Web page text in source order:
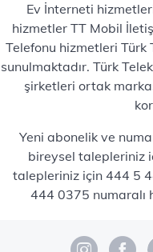
Ev İnterneti
hizmetler TT Mobil
Telefonu hizmetleri Türk
sunulmaktadır. Türk
şirketleri ortak
Yeni abonelik ve
bireysel talepleriniz
talepleriniz için 444 5
444 0375 numaralı